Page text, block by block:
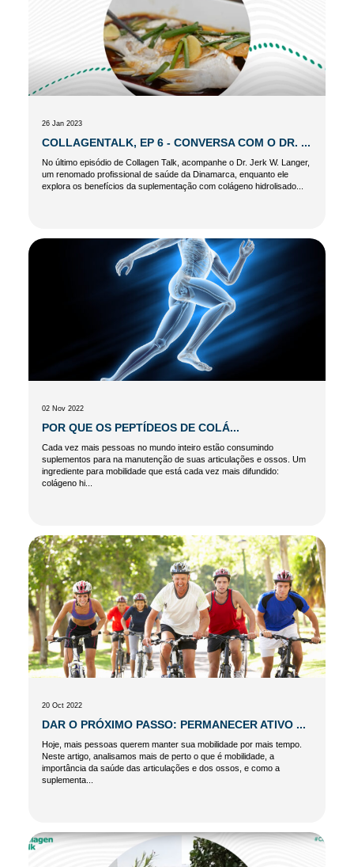
26 Jan 2023
COLLAGENTALK, EP 6 - CONVERSA COM O DR. ...
No último episódio de Collagen Talk, acompanhe o Dr. Jerk W. Langer,
um renomado profissional de saúde da Dinamarca, enquanto ele
explora os benefícios da suplementação com colágeno hidrolisado...
02 Nov 2022
POR QUE OS PEPTÍDEOS DE COLÁ...
Cada vez mais pessoas no mundo inteiro estão consumindo
suplementos para na manutenção de suas articulações e ossos. Um
ingrediente para mobilidade que está cada vez mais difundido:
colágeno hi...
20 Oct 2022
DAR O PRÓXIMO PASSO: PERMANECER ATIVO ...
Hoje, mais pessoas querem manter sua mobilidade por mais tempo.
Neste artigo, analisamos mais de perto o que é mobilidade, a
importância da saúde das articulações e dos ossos, e como a
suplementa...